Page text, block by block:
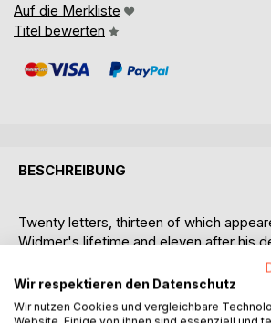
Auf die Merkliste
Titel bewerten
BESCHREIBUNG
Twenty letters, thirteen of which
Widmer's lifetime and eleven after his
published with a foreword,
self-knowledge. They also summarise
activities of the past years on the
knowledge in a concise work.
Wir respektieren den Datenschutz
Wir nutzen Cookies und vergleichbare